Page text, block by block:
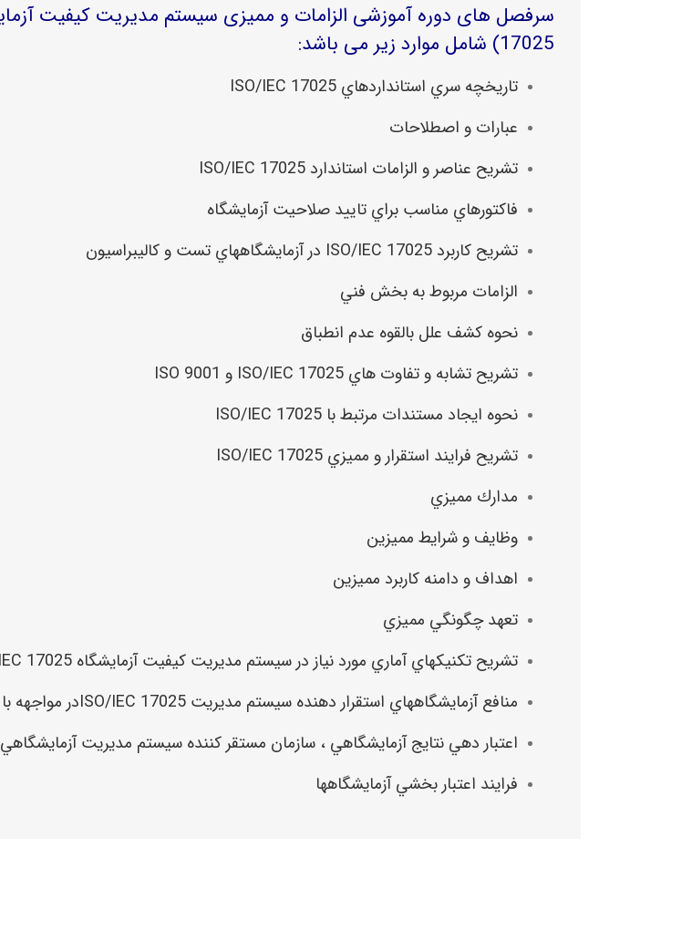
17025) شامل موارد زیر می باشد:
تاريخچه سري استانداردهاي ISO/IEC 17025
عبارات و اصطلاحات
تشريح عناصر و الزامات استاندارد ISO/IEC 17025
فاكتورهاي مناسب براي تاييد صلاحيت آزمايشگاه
تشريح كاربرد ISO/IEC 17025 در آزمايشگاههاي تست و كاليبراسيون
الزامات مربوط به بخش فني
نحوه كشف علل بالقوه عدم انطباق
تشريح تشابه و تفاوت هاي ISO/IEC 17025 و
ISO 9001
نحوه ايجاد مستندات مرتبط با ISO/IEC 17025
تشريح فرايند استقرار و مميزي ISO/IEC 17025
مدارك مميزي
وظايف و شرايط مميزين
اهداف و دامنه كاربرد مميزين
تعهد چگونگي مميزي
تشريح تكنيكهاي آماري مورد نياز در سيستم مديريت كيفيت آزمايشگاه ISO/IEC 17025
منافع آزمايشگاههاي استقرار دهنده سيستم مديريت ISO/IEC 17025در مواجهه با بازارهاي جهاني
اعتبار دهي نتايج آزمايشگاهي ، سازمان مستقر كننده سيستم مديريت آزمايشگاهي ISO/IEC 17025
فرايند اعتبار بخشي آزمايشگاهها